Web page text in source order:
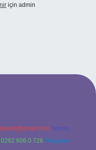
için admin
Teams:
606 0 726 Telegram: